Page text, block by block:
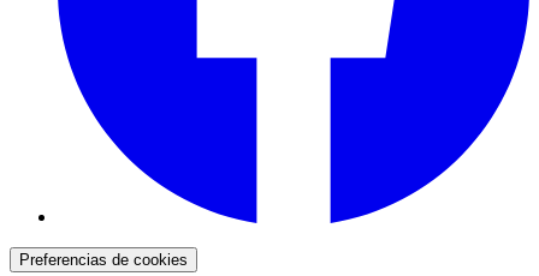
Preferencias de cookies